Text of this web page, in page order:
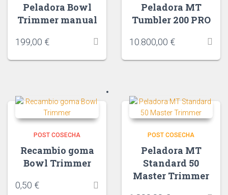
Peladora Bowl
Trimmer manual
199,00 €
Peladora MT
Tumbler 200 PRO
10.800,00 €
POST COSECHA
Recambio goma
Bowl Trimmer
0,50 €
POST COSECHA
Peladora MT
Standard 50
Master Trimmer